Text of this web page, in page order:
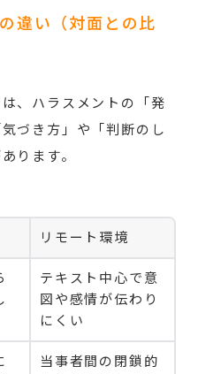
違い（対面との比
、ハラスメントの「発
づき方」や「判断のし
ります。
リモート環境
テキスト中心で意
図や感情が伝わり
にくい
当事者間の閉鎖的